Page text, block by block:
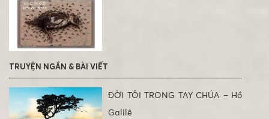
TRUYỆN NGẮN & BÀI VIẾT
ĐỜI TÔI TRONG TAY CHÚA – Hồ
Galilê